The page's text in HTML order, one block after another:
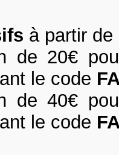
à partir
20€ pour
le code
40€ pour
le code